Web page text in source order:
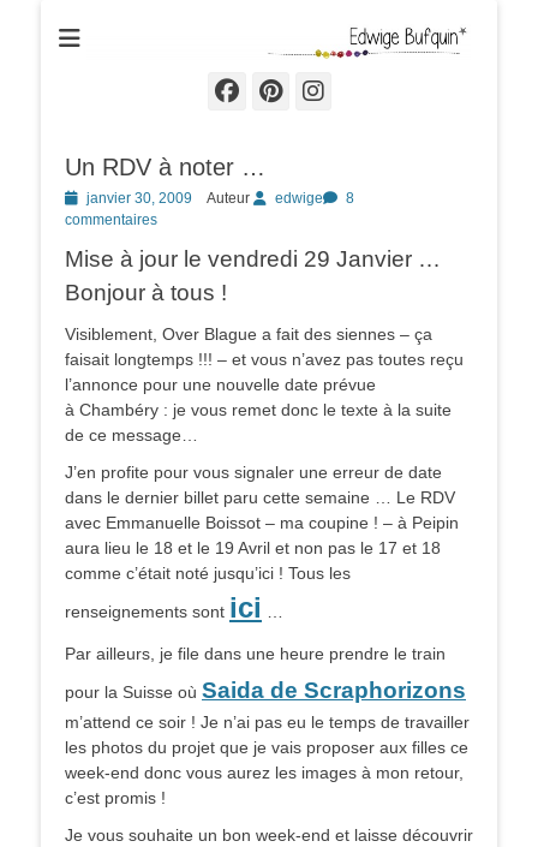
Edwige Bufquin
Facebook
Pinterest
Instagram
Un RDV à noter …
Posted
on
janvier 30, 2009 Auteur edwige
8
commentaires
Mise à jour le vendredi 29 Janvier …
Bonjour à tous !
Visiblement, Over Blague a fait des siennes – ça
faisait longtemps !!! – et vous n’avez pas toutes reçu
l’annonce pour une nouvelle date prévue
à Chambéry : je vous remet donc le texte à la suite
de ce message…
J’en profite pour vous signaler une erreur de date
dans le dernier billet paru cette semaine … Le RDV
avec Emmanuelle Boissot – ma coupine ! – à Peipin
aura lieu le 18 et le 19 Avril et non pas le 17 et 18
comme c’était noté jusqu’ici ! Tous les
renseignements sont ici …
Par ailleurs, je file dans une heure prendre le train
pour la Suisse où Saida de Scraphorizons
m’attend ce soir ! Je n’ai pas eu le temps de travailler
les photos du projet que je vais proposer aux filles ce
week-end donc vous aurez les images à mon retour,
c’est promis !
Je vous souhaite un bon week-end et laisse découvrir